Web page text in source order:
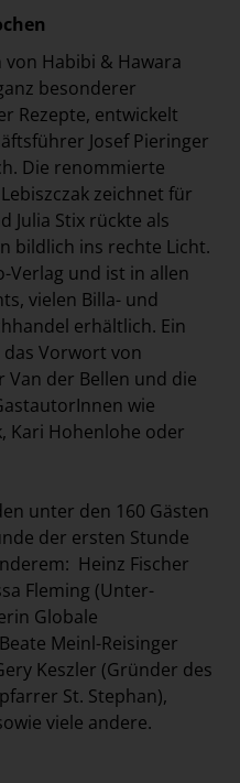
Habibi & Hawara
besonderer
Rezepte, entwickelt
Josef Pieringer
Die renommierte
zeichnet für
Julia Stix rückte als
bildlich ins rechte Licht.
Verlag und ist in allen
vielen Billa- und
erhältlich. Ein
Vorwort von
Van der Bellen und die
wie
Kari Hohenlohe oder
unter den 160 Gästen
der ersten Stunde
Heinz Fischer
Fleming (Unter-
Globale
Meinl-Reisinger
Keszler (Gründer des
St. Stephan),
viele andere.